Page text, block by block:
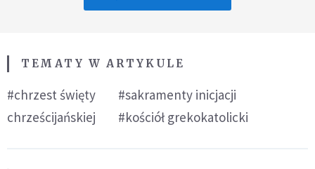
TEMATY W ARTYKULE
#chrzest święty
#sakramenty inicjacji
chrześcijańskiej
#kościół grekokatolicki